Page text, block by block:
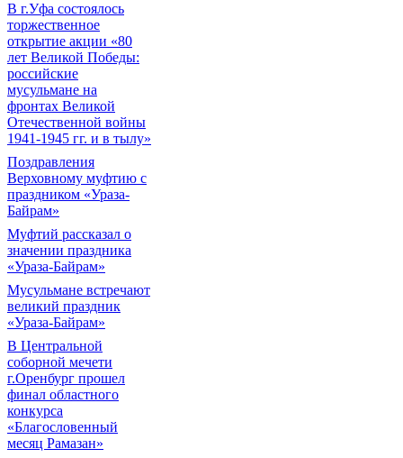
В г.Уфа состоялось
торжественное
открытие акции «80
лет Великой Победы:
российские
мусульмане на
фронтах Великой
Отечественной войны
1941-1945 гг. и в тылу»
Поздравления
Верховному муфтию с
праздником «Ураза-
Байрам»
Муфтий рассказал о
значении праздника
«Ураза-Байрам»
Мусульмане встречают
великий праздник
«Ураза-Байрам»
В Центральной
соборной мечети
г.Оренбург прошел
финал областного
конкурса
«Благословенный
месяц Рамазан»